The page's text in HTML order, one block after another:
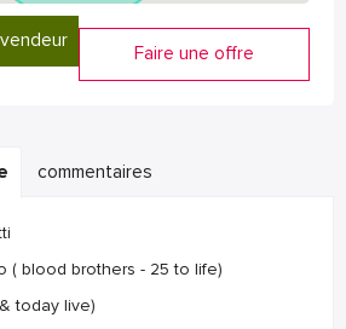
Faire une offre
commentaires
( blood brothers - 25 to life)
today live)